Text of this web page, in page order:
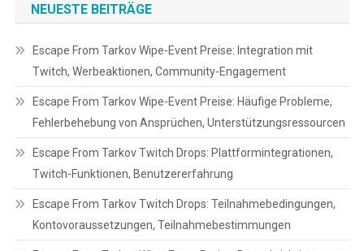
NEUESTE BEITRÄGE
Escape From Tarkov Wipe-Event Preise: Integration mit
Twitch, Werbeaktionen, Community-Engagement
Escape From Tarkov Wipe-Event Preise: Häufige Probleme,
Fehlerbehebung von Ansprüchen, Unterstützungsressourcen
Escape From Tarkov Twitch Drops: Plattformintegrationen,
Twitch-Funktionen, Benutzererfahrung
Escape From Tarkov Twitch Drops: Teilnahmebedingungen,
Kontovoraussetzungen, Teilnahmebestimmungen